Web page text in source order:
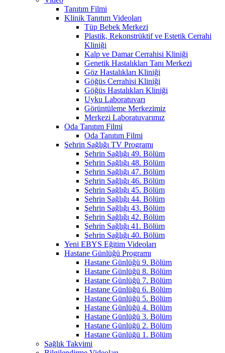
Tanıtım Filmi
Klinik Tanıtım Videoları
Tüp Bebek Merkezi
Plastik, Rekonstrüktif ve Estetik Cerrahi
Kliniği
Kalp ve Damar Cerrahisi Kliniği
Genetik Hastalıkları Tanı Merkezi
Göz Hastalıkları Kliniği
Göğüs Cerrahisi Kliniği
Göğüs Hastalıkları Kliniği
Uyku Laboratuvarı
Görüntüleme Merkezimiz
Merkezi Laboratuvarımız
Oda Tanıtım Filmi
Oda Tanıtım Filmi
Şehrin Sağlığı TV Programı
Şehrin Sağlığı 49. Bölüm
Şehrin Sağlığı 48. Bölüm
Şehrin Sağlığı 47. Bölüm
Şehrin Sağlığı 46. Bölüm
Şehrin Sağlığı 45. Bölüm
Şehrin Sağlığı 44. Bölüm
Şehrin Sağlığı 43. Bölüm
Şehrin Sağlığı 42. Bölüm
Şehrin Sağlığı 41. Bölüm
Şehrin Sağlığı 40. Bölüm
Yeni EBYS Eğitim Videoları
Hastane Günlüğü Programı
Hastane Günlüğü 9. Bölüm
Hastane Günlüğü 8. Bölüm
Hastane Günlüğü 7. Bölüm
Hastane Günlüğü 6. Bölüm
Hastane Günlüğü 5. Bölüm
Hastane Günlüğü 4. Bölüm
Hastane Günlüğü 3. Bölüm
Hastane Günlüğü 2. Bölüm
Hastane Günlüğü 1. Bölüm
Sağlık Takvimi